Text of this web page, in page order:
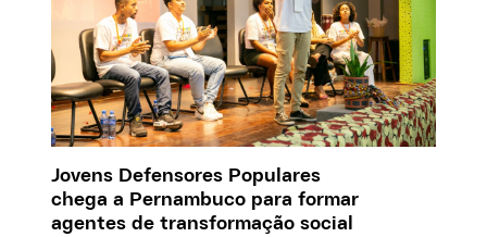
Jovens Defensores Populares
chega a Pernambuco para formar
agentes de transformação social